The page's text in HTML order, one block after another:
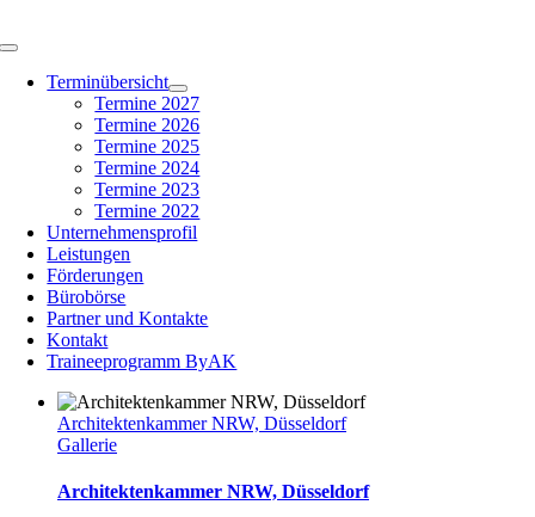
Inhalt
Toggle
NavigationTerminübersicht
Termine 2027
Termine 2026
Termine 2025
Termine 2024
Termine 2023
Termine 2022
Unternehmensprofil
Leistungen
Förderungen
Bürobörse
Partner und Kontakte
Kontakt
Traineeprogramm ByAK
Architektenkammer NRW, Düsseldorf
Gallerie
Architektenkammer NRW, Düsseldorf